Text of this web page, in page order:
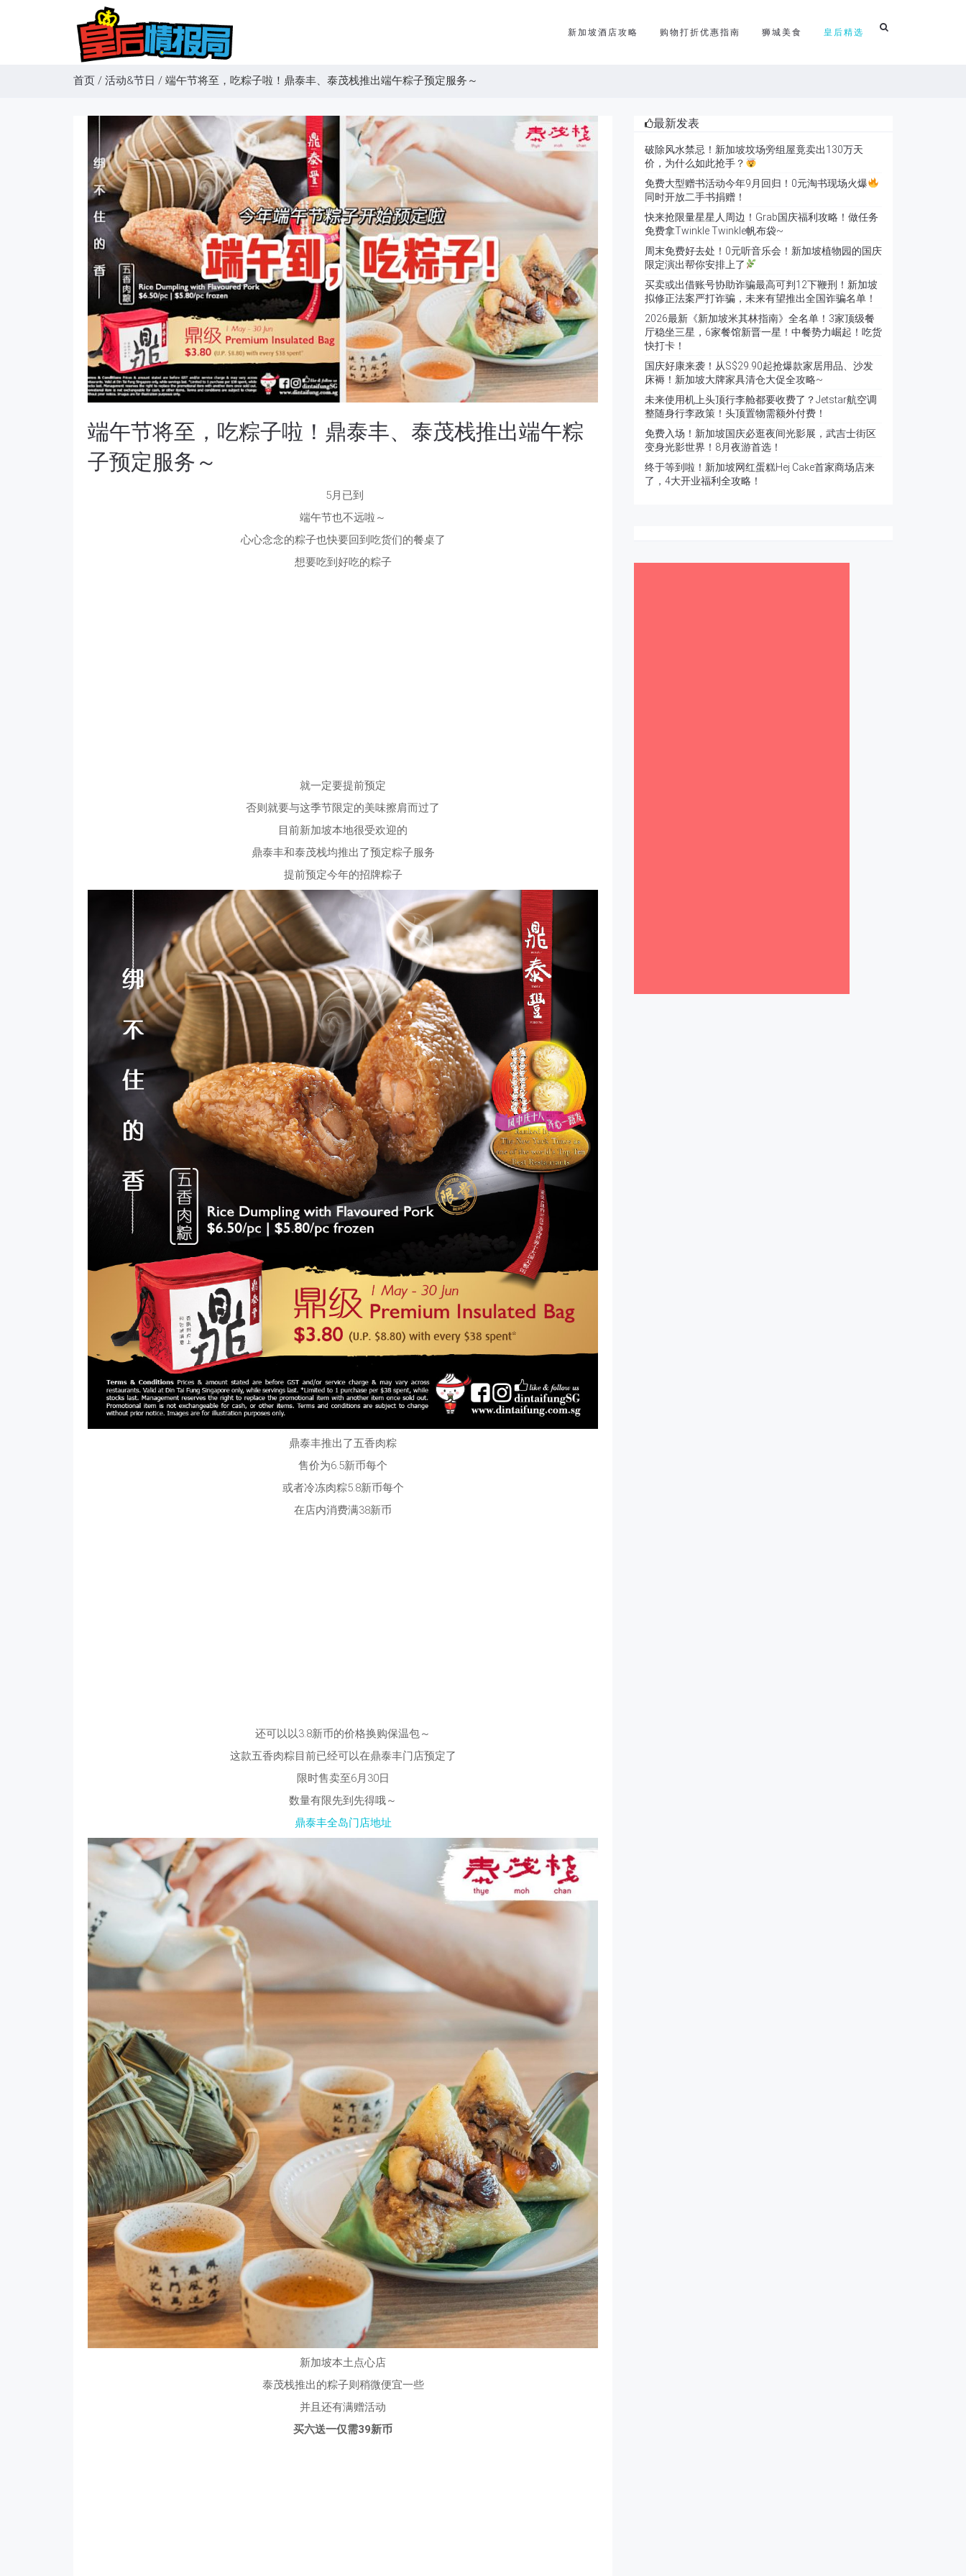
新加坡酒店攻略 购物打折优惠指南 狮城美食 皇后精选
首页 / 活动&节日 / 端午节将至，吃粽子啦！鼎泰丰、泰茂栈推出端午粽子预定服务～
端午节将至，吃粽子啦！鼎泰丰、泰茂栈推出端午粽
子预定服务～
5月已到
端午节也不远啦～
心心念念的粽子也快要回到吃货们的餐桌了
想要吃到好吃的粽子
就一定要提前预定
否则就要与这季节限定的美味擦肩而过了
目前新加坡本地很受欢迎的
鼎泰丰和泰茂栈均推出了预定粽子服务
提前预定今年的招牌粽子
鼎泰丰推出了五香肉粽
售价为6.5新币每个
或者冷冻肉粽5.8新币每个
在店内消费满38新币
还可以以3.8新币的价格换购保温包～
这款五香肉粽目前已经可以在鼎泰丰门店预定了
限时售卖至6月30日
数量有限先到先得哦～
鼎泰丰全岛门店地址
新加坡本土点心店
泰茂栈推出的粽子则稍微便宜一些
并且还有满赠活动
买六送一仅需39新币
最新发表
破除风水禁忌！新加坡坟场旁组屋竟卖出130万天
价，为什么如此抢手？
免费大型赠书活动今年9月回归！0元淘书现场火爆
同时开放二手书捐赠！
快来抢限量星星人周边！Grab国庆福利攻略！做任务
免费拿Twinkle Twinkle帆布袋~
周末免费好去处！0元听音乐会！新加坡植物园的国庆
限定演出帮你安排上了
买卖或出借账号协助诈骗最高可判12下鞭刑！新加坡
拟修正法案严打诈骗，未来有望推出全国诈骗名单！
2026最新《新加坡米其林指南》全名单！3家顶级餐
厅稳坐三星，6家餐馆新晋一星！中餐势力崛起！吃货
快打卡！
国庆好康来袭！从S$29.90起抢爆款家居用品、沙发
床褥！新加坡大牌家具清仓大促全攻略~
未来使用机上头顶行李舱都要收费了？Jetstar航空调
整随身行李政策！头顶置物需额外付费！
免费入场！新加坡国庆必逛夜间光影展，武吉士街区
变身光影世界！8月夜游首选！
终于等到啦！新加坡网红蛋糕Hej Cake首家商场店来
了，4大开业福利全攻略！